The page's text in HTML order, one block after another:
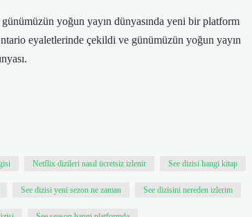
yoğun yayın dünyasında yeni bir platform
eyaletlerinde çekildi ve günümüzün yoğun yayın
Netflix dizileri nasıl ücretsiz izlenir See dizisi hangi kitap
See dizisi yeni sezon ne zaman See dizisini nereden izlerim